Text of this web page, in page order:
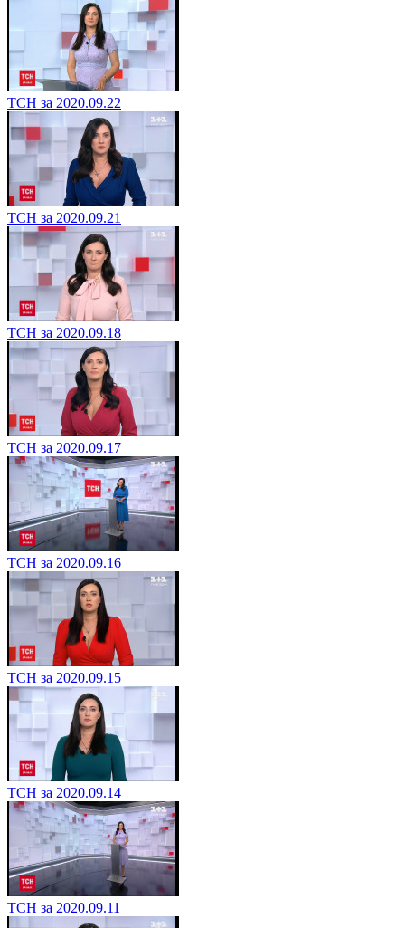
ТСН за 2020.09.22
ТСН за 2020.09.21
ТСН за 2020.09.18
ТСН за 2020.09.17
ТСН за 2020.09.16
ТСН за 2020.09.15
ТСН за 2020.09.14
ТСН за 2020.09.11